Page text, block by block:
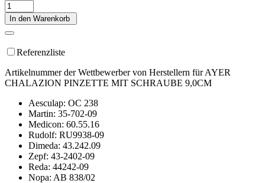
In den Warenkorb
Referenzliste
Artikelnummer der Wettbewerber von Herstellern für AYER
CHALAZION PINZETTE MIT SCHRAUBE 9,0CM
Aesculap: OC 238
Martin: 35-702-09
Medicon: 60.55.16
Rudolf: RU9938-09
Dimeda: 43.242.09
Zepf: 43-2402-09
Reda: 44242-09
Nopa: AB 838/02